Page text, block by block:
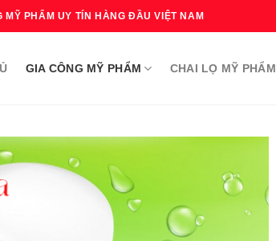
PHẨM UY TÍN HÀNG ĐẦU VIỆT NAM
GIA CÔNG MỸ PHẨM CHAI LỌ MỸ PHẨM